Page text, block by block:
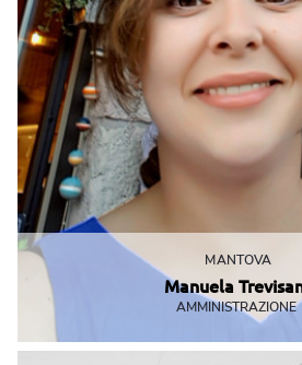
MANTOVA
Manuela
AMMINISTRAZIONE
L'amministrazione è il suo REGNO